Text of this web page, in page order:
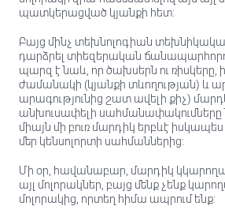
պատկերացված կյանքի հետ:
Բայց մինչ տեխնոլոգիան
դարձրել տիեզերական
պարզ է նաև, որ ծախսերն ու ռիսկերը,
ժամանակի (կյանքի տևողության) և
արագությունից շատ ավելի քիչ)
անխուսափելի սահմանափակումները
միայն մի բուռ մարդիկ երբևէ
մեր կենսոլորտի սահմաններից:
Մի օր, հավանաբար, մարդիկ
այլ մոլորակներ, բայց մենք չենք
մոլորակից, որտեղ հիմա ապրում ենք: